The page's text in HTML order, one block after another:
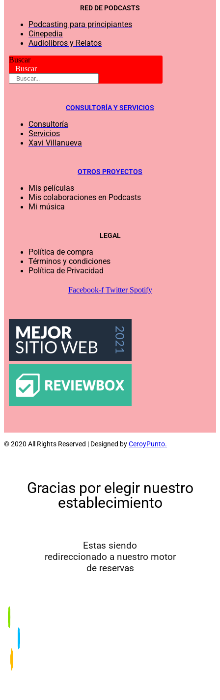
RED DE PODCASTS
Podcasting para principiantes
Cinepedia
Audiolibros y Relatos
Buscar
Buscar
CONSULTORÍA Y SERVICIOS
Consultoría
Servicios
Xavi Villanueva
OTROS PROYECTOS
Mis películas
Mis colaboraciones en Podcasts
Mi música
LEGAL
Política de compra
Términos y condiciones
Política de Privacidad
Facebook-f Twitter Spotify
© 2020 All Rights Reserved | Designed byCeroyPunto.
Gracias por elegir nuestro
establecimiento
Estas siendo
redireccionado a nuestro motor
de reservas